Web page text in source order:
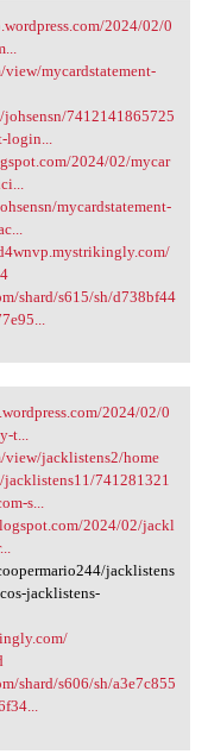
2024/02/0
mycardstatement-
7412141865725
2024/02/mycar
mycardstatement-
shard/s615/sh/d738bf44
2024/02/0
t...
view/jacklistens2/home
741281321
s...
2024/02/jackl
jacklistens
jacklistens-
shard/s606/sh/a3e7c855